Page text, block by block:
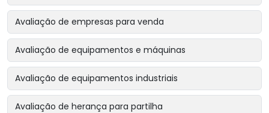
Avaliação de empresas para venda
Avaliação de equipamentos e máquinas
Avaliação de equipamentos industriais
Avaliação de herança para partilha